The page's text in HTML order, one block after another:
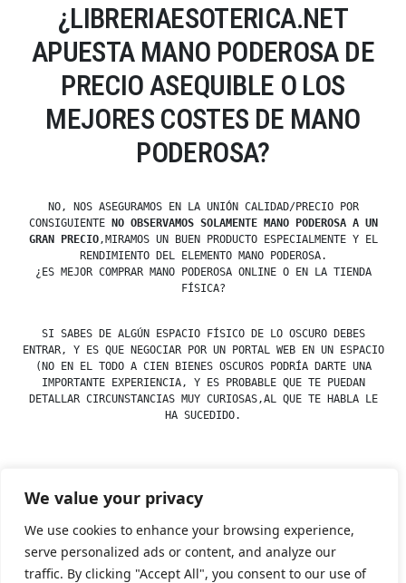
We value your privacy
We use cookies to enhance your browsing experience,
serve personalized ads or content, and analyze our
traffic. By clicking "Accept All", you consent to our use of
¿LIBRERIAESOTERICA.NET
APUESTA MANO PODEROSA DE
PRECIO ASEQUIBLE O LOS
MEJORES COSTES DE MANO
PODEROSA?
NO, NOS ASEGURAMOS EN LA UNIÓN CALIDAD/PRECIO POR
CONSIGUIENTE NO OBSERVAMOS SOLAMENTE MANO PODEROSA A UN
GRAN PRECIO,MIRAMOS UN BUEN PRODUCTO ESPECIALMENTE Y EL
RENDIMIENTO DEL ELEMENTO MANO PODEROSA.
¿ES MEJOR COMPRAR MANO PODEROSA ONLINE O EN LA TIENDA
FÍSICA?
SI SABES DE ALGÚN ESPACIO FÍSICO DE LO OSCURO DEBES
ENTRAR, Y ES QUE NEGOCIAR POR UN PORTAL WEB EN UN ESPACIO
(NO EN EL TODO A CIEN BIENES OSCUROS PODRÍA DARTE UNA
IMPORTANTE EXPERIENCIA, Y ES PROBABLE QUE TE PUEDAN
DETALLAR CIRCUNSTANCIAS MUY CURIOSAS,AL QUE TE HABLA LE
HA SUCEDIDO.
Posted
esdfninj34 23 December, 2019